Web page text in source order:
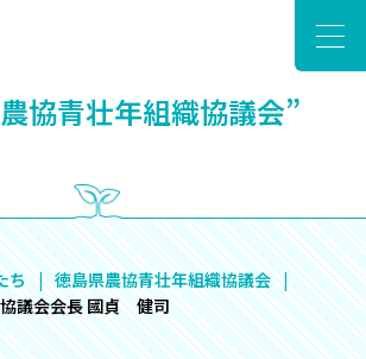
協青壮年組織協議会”
ち
徳島県農協青壮年組織協議会
議会会長 國貞 健司